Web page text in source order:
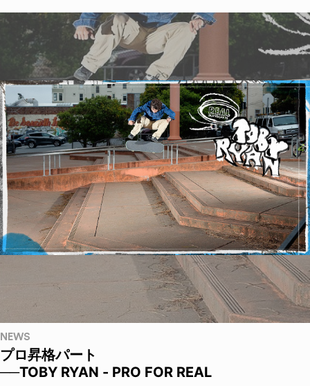
NEWS
プロ昇格パート
──TOBY RYAN - PRO FOR REAL